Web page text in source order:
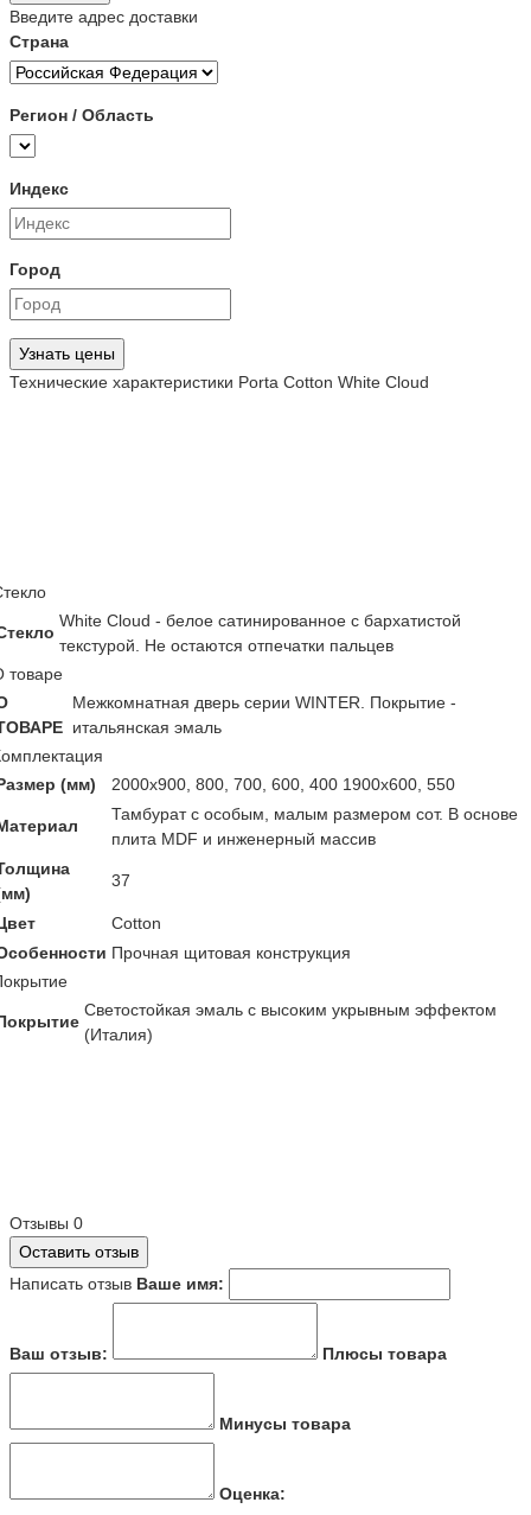
Введите адрес доставки
Страна
Регион / Область
Индекс
Город
Узнать цены
Технические характеристики Porta Cotton White Cloud
White Cloud - белое сатинированное с бархатистой
текстурой. Не остаются отпечатки пальцев
товаре
Межкомнатная дверь серии WINTER. Покрытие -
итальянская эмаль
(мм)
2000х900, 800, 700, 600, 400 1900х600, 550
Тамбурат с особым, малым размером сот. В основе
плита MDF и инженерный массив
37
Cotton
Прочная щитовая конструкция
Светостойкая эмаль с высоким укрывным эффектом
(Италия)
Отзывы 0
Оставить отзыв
Написать отзыв Ваше имя:
Ваш отзыв: Плюсы товара
Минусы товара
Оценка: